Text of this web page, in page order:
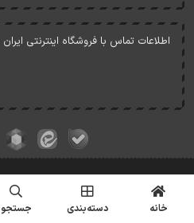
اطلاعات تماس با فروشگاه اینترنتی
کلیه حقوق این وبسایت متعلق
© Copyrights - IranArze.ir - 1405
خانه دسته‌بندی جستجو